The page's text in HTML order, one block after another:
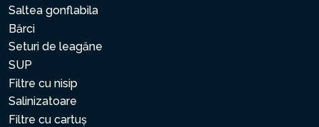
Saltea gonflabila
Bărci
Seturi de leagăne
SUP
Filtre cu nisip
Salinizatoare
Filtre cu cartuș